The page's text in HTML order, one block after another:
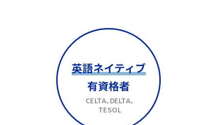
英語ネイティブ
有資格者
CELTA、DELTA、
TESOL